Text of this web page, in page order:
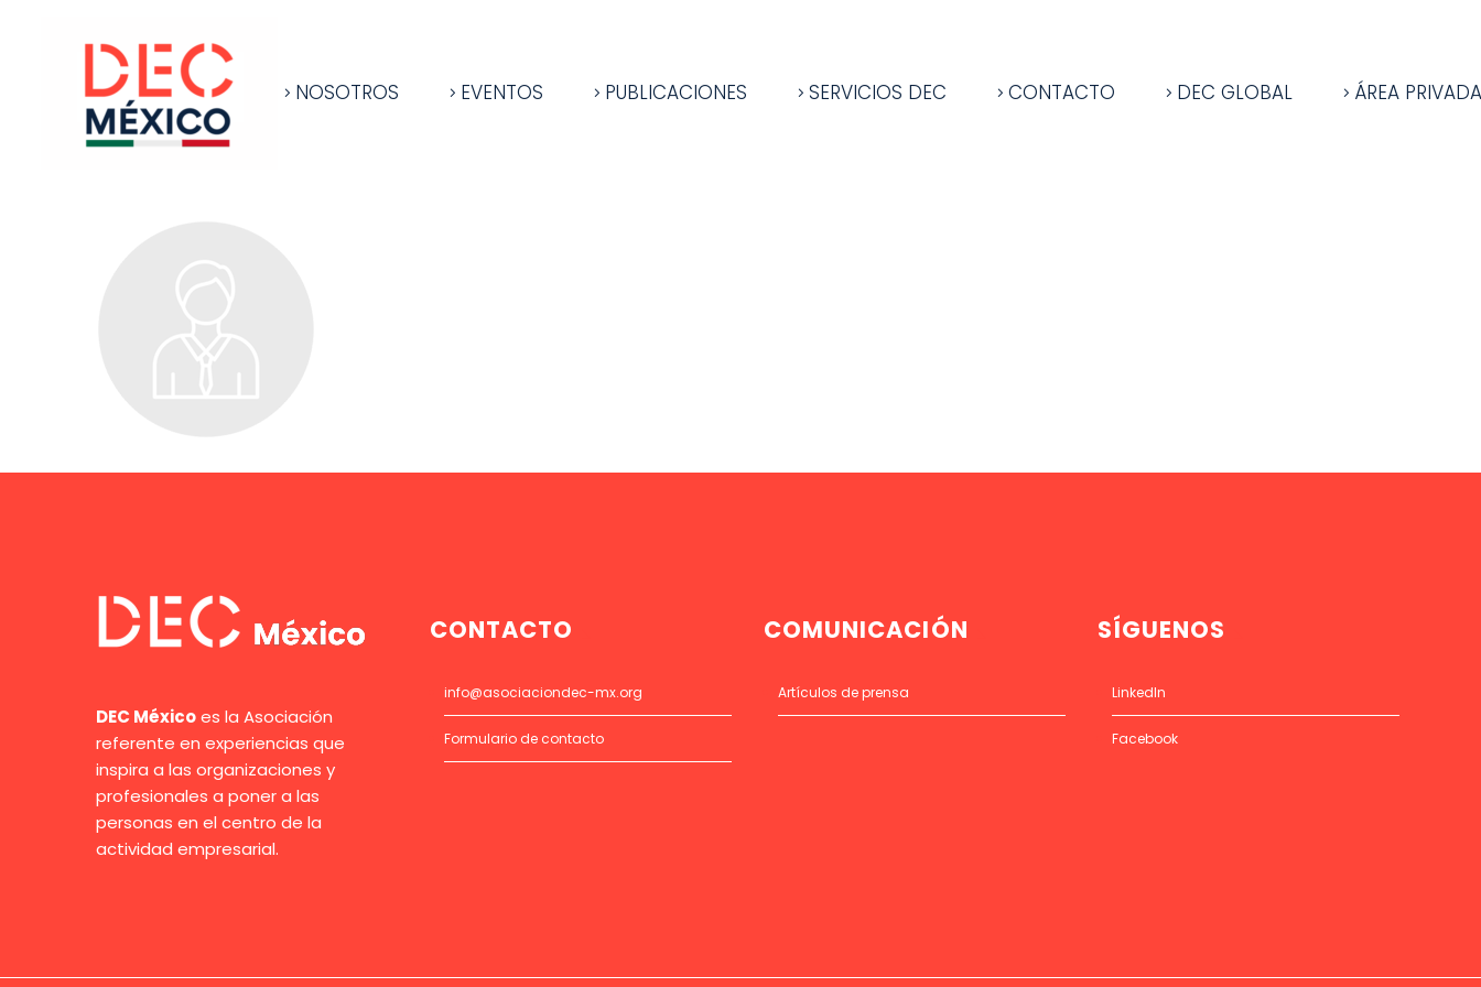
NOSOTROS EVENTOS PUBLICACIONES SERVICIOS DEC CONTACTO DEC GLOBAL ÁREA PRIVADA
DEC Méxicoes la Asociación
referente en experiencias que
inspira a las organizaciones y
profesionales a poner a las
personas en el centro de la
actividad empresarial.
CONTACTO
info@asociaciondec-mx.org
Formulario de contacto
COMUNICACIÓN
Artículos de prensa
SÍGUENOS
LinkedIn
Facebook